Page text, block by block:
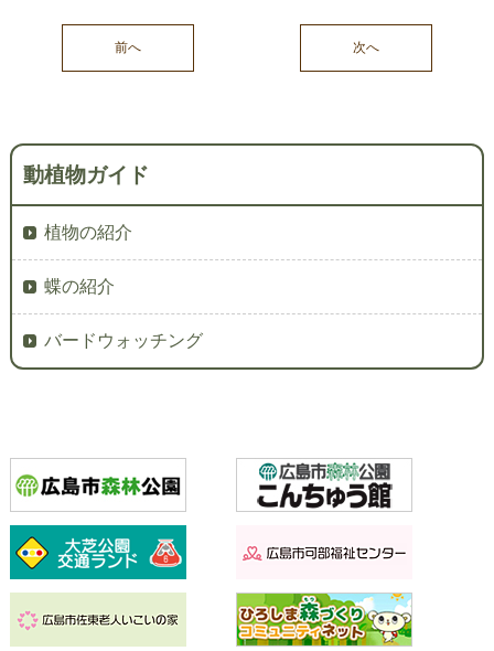
前へ 次へ
動植物ガイド
植物の紹介
蝶の紹介
バードウォッチング